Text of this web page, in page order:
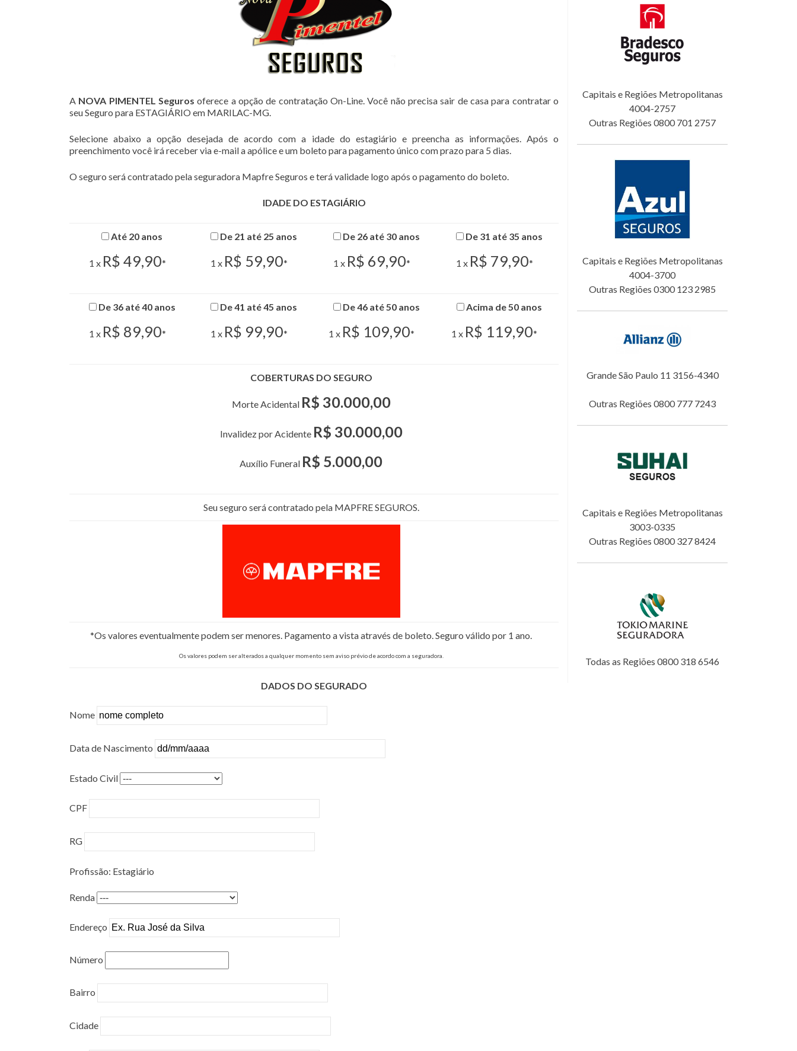
A NOVA PIMENTEL Seguros oferece a opção de contratação On-Line. Você não precisa sair de casa para contratar o
seu Seguro para ESTAGIÁRIO em MARILAC-MG.
Selecione abaixo a opção desejada de acordo com a idade do estagiário e preencha as informações. Após o
preenchimento você irá receber via e-mail a apólice e um boleto para pagamento único com prazo para 5 dias.
O seguro será contratado pela seguradora Mapfre Seguros e terá validade logo após o pagamento do boleto.
IDADE DO ESTAGIÁRIO
Até 20 anos
1 x R$ 49,90*
De 21 até 25 anos
1 x R$ 59,90*
De 26 até 30 anos
1 x R$ 69,90*
De 31 até 35 anos
1 x R$ 79,90*
De 36 até 40 anos
1 x R$ 89,90*
De 41 até 45 anos
1 x R$ 99,90*
De 46 até 50 anos
1 x R$ 109,90*
Acima de 50 anos
1 x R$ 119,90*
COBERTURAS DO SEGURO
Morte Acidental R$ 30.000,00
Invalidez por Acidente R$ 30.000,00
Auxílio Funeral R$ 5.000,00
Seu seguro será contratado pela MAPFRE SEGUROS.
*Os valores eventualmente podem ser menores. Pagamento a vista através de boleto. Seguro válido por 1 ano.
Os valores podem ser alterados a qualquer momento sem aviso prévio de acordo com a seguradora.
DADOS DO SEGURADO
Nome
Data de Nascimento
Estado Civil
CPF
RG
Profissão: Estagiário
Renda
Endereço
Número
Bairro
Cidade
Capitais e Regiões Metropolitanas
4004-2757
Outras Regiões 0800 701 2757
Capitais e Regiões Metropolitanas
4004-3700
Outras Regiões 0300 123 2985
Grande São Paulo 11 3156-4340
Outras Regiões 0800 777 7243
Capitais e Regiões Metropolitanas
3003-0335
Outras Regiões 0800 327 8424
Todas as Regiões 0800 318 6546